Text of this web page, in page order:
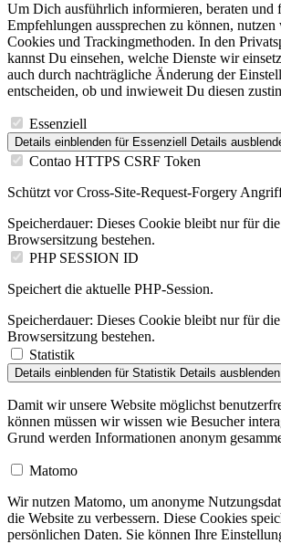
Um Dich ausführlich informieren, beraten und
Empfehlungen aussprechen zu können,
Cookies und Trackingmethoden. In den
kannst Du einsehen, welche Dienste wir
auch durch nachträgliche Änderung der
entscheiden, ob und inwieweit Du diesen
Essenziell
Details einblenden für Essenziell Details
Contao HTTPS CSRF Token
Schützt vor Cross-Site-Request-Forgery
Speicherdauer: Dieses Cookie bleibt nur für
Browsersitzung bestehen.
PHP SESSION ID
Speichert die aktuelle PHP-Session.
Speicherdauer: Dieses Cookie bleibt nur für
Browsersitzung bestehen.
Statistik
Details einblenden für Statistik Details ausblenden
Damit wir unsere Website möglichst
können müssen wir wissen wie Besucher
Grund werden Informationen anonym
Matomo
Wir nutzen Matomo, um anonyme
die Website zu verbessern. Diese Cookies
persönlichen Daten. Sie können Ihre